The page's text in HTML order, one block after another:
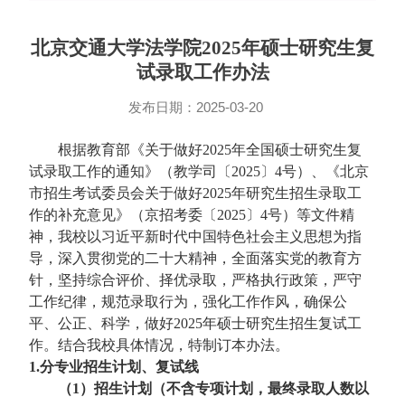
北京交通大学法学院2025年硕士研究生复
试录取工作办法
发布日期：2025-03-20
根据教育部《关于做好2025年全国硕士研究生复
试录取工作的通知》（教学司〔2025〕4号）、《北京
市招生考试委员会关于做好2025年研究生招生录取工
作的补充意见》（京招考委〔2025〕4号）等文件精
神，我校以习近平新时代中国特色社会主义思想为指
导，深入贯彻党的二十大精神，全面落实党的教育方
针，坚持综合评价、择优录取，严格执行政策，严守
工作纪律，规范录取行为，强化工作作风，确保公
平、公正、科学，做好2025年硕士研究生招生复试工
作。结合我校具体情况，特制订本办法。
1.分专业招生计划、复试线
（1）招生计划（不含专项计划，最终录取人数以